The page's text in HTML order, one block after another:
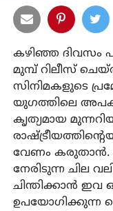
കഴിഞ്ഞ ദിവസം
മുമ്പ് റിലീസ്
സിനിമകളുടെ
യുഗത്തിലെ
കൃത്യമായ
വേണം കരുതാന്‍.
നേരിടുന്ന ചില
ചിന്തിക്കാന്‍ ഇവ